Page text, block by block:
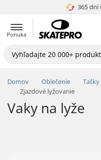
365 dní
Ponuka
Domov Oblečenie Tašky
Zjazdové lyžovanie
Vaky na lyže